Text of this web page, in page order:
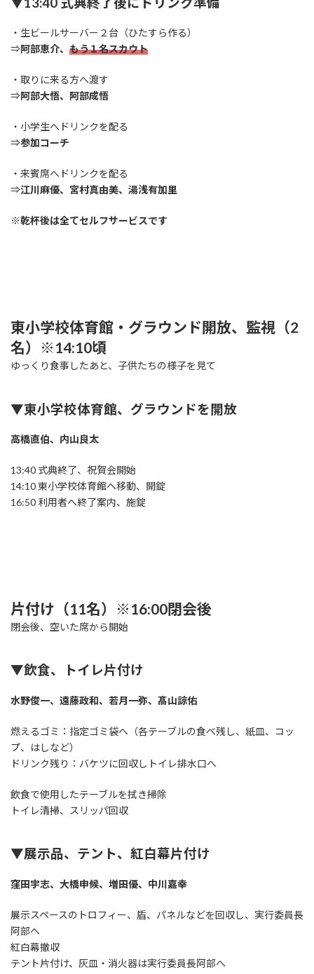
・生ビールサーバー２台（ひたすら作る）
⇒阿部恵介、 もう１名スカウト
・取りに来る方へ渡す
⇒阿部大悟、阿部成悟
・小学生へドリンクを配る
⇒参加コーチ
・来賓席へドリンクを配る
⇒江川麻優、宮村真由美、湯浅有加里
※乾杯後は全てセルフサービスです
東小学校体育館・グラウンド開放、監視（2
名）※14:10頃
ゆっくり食事したあと、子供たちの様子を見て
▼東小学校体育館、グラウンドを開放
高橋直伯、内山良太
13:40 式典終了、祝賀会開始
14:10 東小学校体育館へ移動、開錠
16:50 利用者へ終了案内、施錠
片付け（11名）※16:00閉会後
閉会後、空いた席から開始
▼飲食、トイレ片付け
水野俊一、遠藤政和、若月一弥、髙山諒佑
燃えるゴミ：指定ゴミ袋へ（各テーブルの食べ残し、紙皿、コッ
プ、はしなど）
ドリンク残り：バケツに回収しトイレ排水口へ
飲食で使用したテーブルを拭き掃除
トイレ清掃、スリッパ回収
▼展示品、テント、紅白幕片付け
窪田宇志、大橋申候、増田優、中川嘉幸
展示スペースのトロフィー、盾、パネルなどを回収し、実行委員長
阿部へ
紅白幕撤収
テント片付け、灰皿・消火器は実行委員長阿部へ